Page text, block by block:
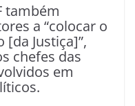
também
a “colocar o
Justiça]”,
chefes das
em